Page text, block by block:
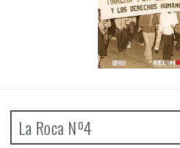
La Roca Nº4